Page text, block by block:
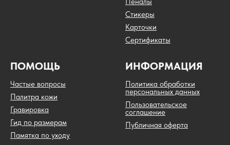
Стикеры
Карточки
Сертификаты
ПОМОЩЬ
Частые вопросы
Палитра кожи
Гравировка
Гид по размерам
Памятка по уходу
ИНФОРМАЦИЯ
Политика обработки
персональных данных
Пользовательское
соглашение
Публичная оферта